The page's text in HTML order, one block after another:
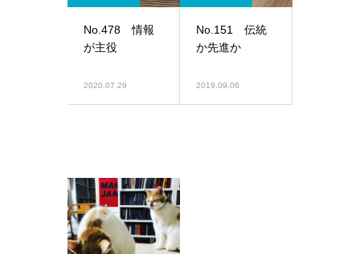
No.478 情報
が主役
2020.07.29
No.151 伝統
か先進か
2019.09.06